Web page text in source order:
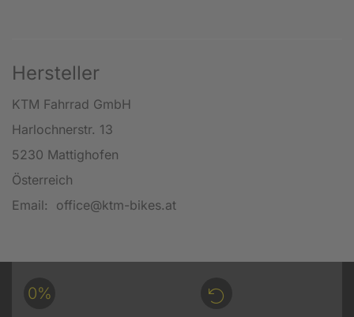
Hersteller
KTM Fahrrad GmbH
Harlochnerstr. 13
5230 Mattighofen
Österreich
Email: office@ktm-bikes.at
0%